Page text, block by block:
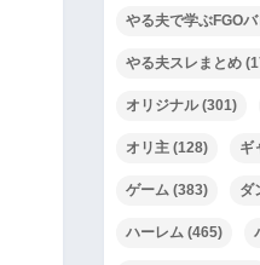
やる夫で学ぶFGO
やる夫スレまとめ
オリジナル(301)
オリ主 (128) ギ
ゲーム (383) ダ
ハーレム (465)